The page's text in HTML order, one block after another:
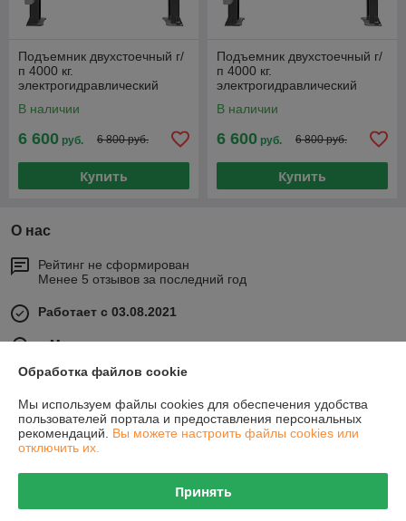
Подъемник двухстоечный г/
п 4000 кг.
электрогидравлический
В наличии
6 600 руб. 6 800 руб.
Купить
Подъемник двухстоечный г/
п 4000 кг.
электрогидравлический
В наличии
6 600 руб. 6 800 руб.
Купить
О нас
Рейтинг не сформирован
Менее 5 отзывов за последний год
Работает с 03.08.2021
г. Минск
Сегодня работает с 10:00 до 20:00
Показать весь график работы
Обработка файлов cookie
Мы используем файлы cookies для обеспечения удобства
пользователей портала и предоставления персональных
рекомендаций. Вы можете настроить файлы cookies или
отключить их.
Принять